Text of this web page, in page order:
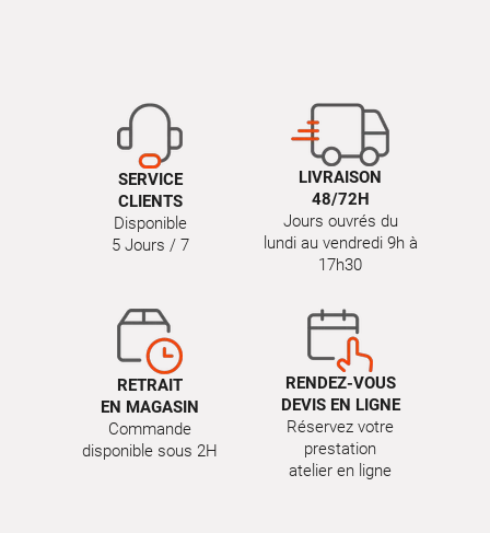
SERVICE
CLIENTS
Disponible
5 Jours / 7
LIVRAISON
48/72H
Jours ouvrés du
lundi au vendredi 9h à
17h30
RETRAIT
EN MAGASIN
Commande
disponible sous 2H
RENDEZ-VOUS
DEVIS EN LIGNE
Réservez votre
prestation
atelier en ligne